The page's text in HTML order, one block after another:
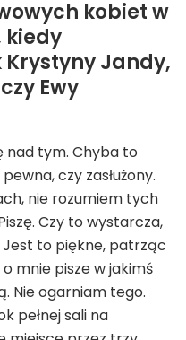
kobiet w
kiedy
Jandy,
Ewy
nad tym. Chyba to
czy zasłużony.
nie rozumiem tych
Czy to wystarcza,
Jest to piękne, patrząc
mnie pisze w jakimś
Nie ogarniam tego.
pełnej sali na